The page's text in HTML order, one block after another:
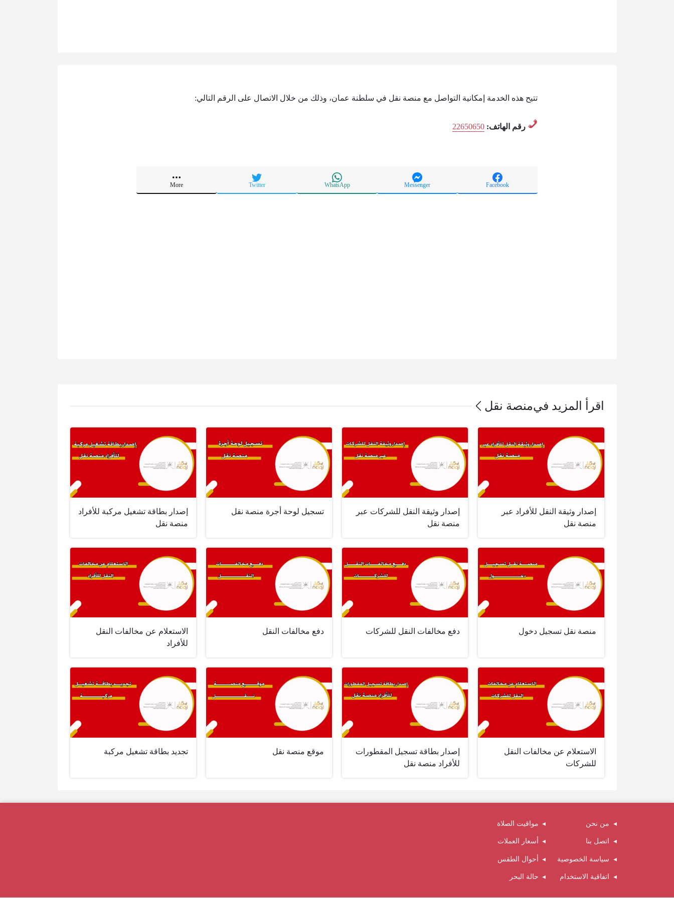
تتيح هذه الخدمة إمكانية التواصل مع منصة نقل في سلطنة عمان، وذلك من خلال الاتصال على الرقم التالي:
رقم الهاتف: 22650650
Facebook
Messenger
WhatsApp
Twitter
More
اقرأ المزيد فيمنصة نقل
إصدار وثيقة النقل للأفراد عبر
منصة نقل
إصدار وثيقة النقل للشركات عبر
منصة نقل
تسجيل لوحة أجرة منصة نقل
إصدار بطاقة تشغيل مركبة للأفراد
منصة نقل
منصة نقل تسجيل دخول دفع مخالفات النقل للشركات دفع مخالفات النقل
الاستعلام عن مخالفات النقل
للأفراد
الاستعلام عن مخالفات النقل
للشركات
إصدار بطاقة تسجيل المقطورات
للأفراد منصة نقل
موقع منصة نقل تجديد بطاقة تشغيل مركبة
من نحن
اتصل بنا
سياسة الخصوصية
اتفاقية الاستخدام
مواقيت الصلاة
أسعار العملات
أحوال الطقس
حالة البحر